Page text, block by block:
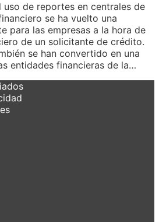
uso de reportes en centrales de
se ha vuelto una
para las empresas a la hora de
de un solicitante de crédito.
se han convertido en una
entidades financieras de la…